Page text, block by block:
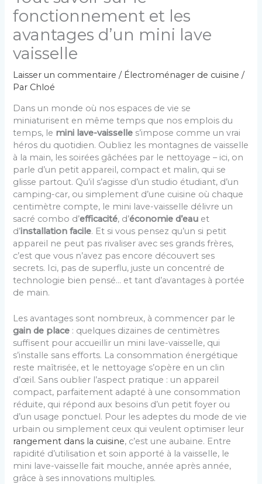
fonctionnement et les
avantages d’un mini lave
vaisselle
Laisser un commentaire / Électroménager de cuisine /
Par Chloé
Dans un monde où nos espaces de vie se
miniaturisent en même temps que nos emplois du
temps, le mini lave-vaisselle s’impose comme un vrai
héros du quotidien. Oubliez les montagnes de vaisselle
à la main, les soirées gâchées par le nettoyage – ici, on
parle d’un petit appareil, compact et malin, qui se
glisse partout. Qu’il s’agisse d’un studio étudiant, d’un
camping-car, ou simplement d’une cuisine où chaque
centimètre compte, le mini lave-vaisselle délivre un
sacré combo d’efficacité, d’économie d’eau et
d’installation facile. Et si vous pensez qu’un si petit
appareil ne peut pas rivaliser avec ses grands frères,
c’est que vous n’avez pas encore découvert ses
secrets. Ici, pas de superflu, juste un concentré de
technologie bien pensé… et tant d’avantages à portée
de main.
Les avantages sont nombreux, à commencer par le
gain de place : quelques dizaines de centimètres
suffisent pour accueillir un mini lave-vaisselle, qui
s’installe sans efforts. La consommation énergétique
reste maîtrisée, et le nettoyage s’opère en un clin
d’œil. Sans oublier l’aspect pratique : un appareil
compact, parfaitement adapté à une consommation
réduite, qui répond aux besoins d’un petit foyer ou
d’un usage ponctuel. Pour les adeptes du mode de vie
urbain ou simplement ceux qui veulent optimiser leur
rangement dans la cuisine, c’est une aubaine. Entre
rapidité d’utilisation et soin apporté à la vaisselle, le
mini lave-vaisselle fait mouche, année après année,
grâce à ses innovations multiples.